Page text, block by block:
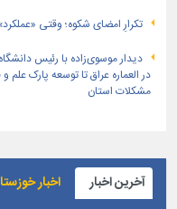
تکرارِ امضای شکوه؛ وقتی
دیدار موسوی‌زاده با رئیس
در العماره عراق تا توسعه پارک
مشکلات استان
آخرین اخبار اخبار